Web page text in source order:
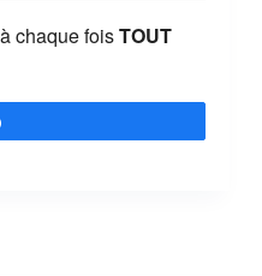
chaque foisTOUT